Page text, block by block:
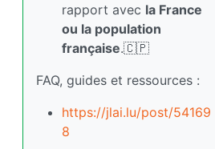
rapport avec la France
ou la population
française.🇨🇵
FAQ, guides et ressources :
https://jlai.lu/post/54169
8